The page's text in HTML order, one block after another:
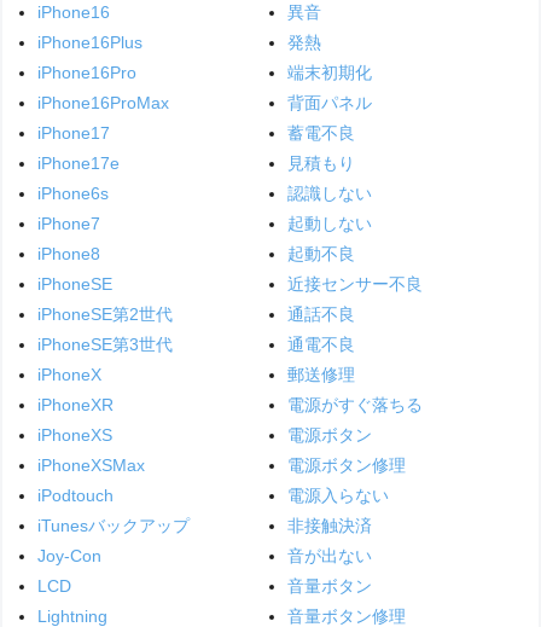
iPhone16
iPhone16Plus
iPhone16Pro
iPhone16ProMax
iPhone17
iPhone17e
iPhone6s
iPhone7
iPhone8
iPhoneSE
iPhoneSE第2世代
iPhoneSE第3世代
iPhoneX
iPhoneXR
iPhoneXS
iPhoneXSMax
iPodtouch
iTunesバックアップ
Joy-Con
LCD
Lightning
異音
発熱
端末初期化
背面パネル
蓄電不良
見積もり
認識しない
起動しない
起動不良
近接センサー不良
通話不良
通電不良
郵送修理
電源がすぐ落ちる
電源ボタン
電源ボタン修理
電源入らない
非接触決済
音が出ない
音量ボタン
音量ボタン修理